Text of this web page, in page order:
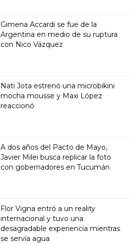
Gimena Accardi se fue de la
Argentina en medio de su ruptura
con Nico Vázquez
Nati Jota estrenó una microbikini
mocha mousse y Maxi López
reaccionó
A dos años del Pacto de Mayo,
Javier Milei busca replicar la foto
con gobernadores en Tucumán
Flor Vigna entró a un reality
internacional y tuvo una
desagradable experiencia mientras
se servía agua